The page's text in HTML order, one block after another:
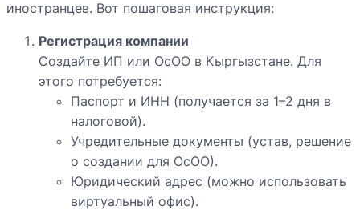
иностранцев. Вот пошаговая инструкция:
Регистрация компании
Создайте ИП или ОсОО в Кыргызстане. Для
этого потребуется:
Паспорт и ИНН (получается за 1–2 дня в
налоговой).
Учредительные документы (устав, решение
о создании для ОсОО).
Юридический адрес (можно использовать
виртуальный офис).